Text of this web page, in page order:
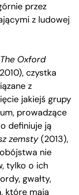
przez
z ludowej
The Oxford
czystka
z
jakiejś grupy
prowadzące
definiuje ją
zemsty(2013),
nie
tylko o ich
gwałty,
które mają